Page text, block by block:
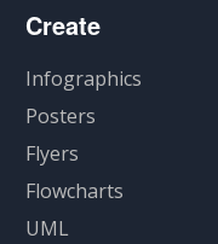
Create
Infographics
Posters
Flyers
Flowcharts
UML